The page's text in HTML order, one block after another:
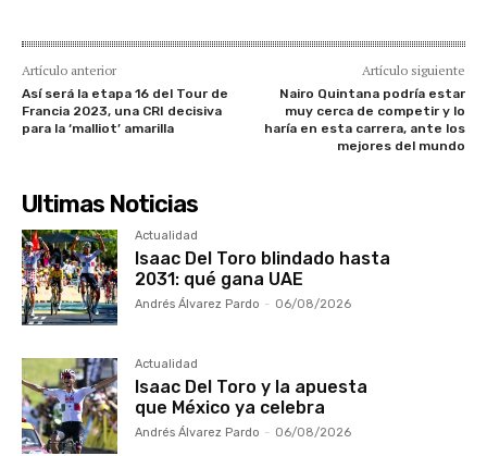
Artículo anterior
Así será la etapa 16 del Tour de
Francia 2023, una CRI decisiva
para la ‘malliot’ amarilla
Artículo siguiente
Nairo Quintana podría estar
muy cerca de competir y lo
haría en esta carrera, ante los
mejores del mundo
Ultimas Noticias
Actualidad
Isaac Del Toro blindado hasta
2031: qué gana UAE
Andrés Álvarez Pardo - 06/08/2026
Actualidad
Isaac Del Toro y la apuesta
que México ya celebra
Andrés Álvarez Pardo - 06/08/2026